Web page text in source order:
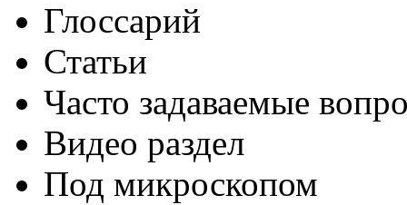
Глоссарий
Статьи
Часто задаваемые
Видео раздел
Под микроскопом